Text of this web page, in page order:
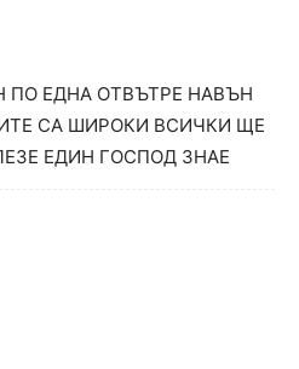
ЕДНА ОТВЪТРЕ НАВЪН
СА ШИРОКИ ВСИЧКИ ЩЕ
ЕДИН ГОСПОД ЗНАЕ